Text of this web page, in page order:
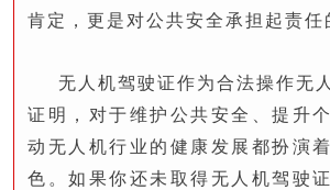
肯定，更是对公共安全承担起责任
无人机驾驶证作为合法操作无
证明，对于维护公共安全、提升
动无人机行业的健康发展都扮演
色。如果你还未取得无人机驾驶